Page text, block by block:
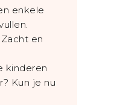
enkele
en
kinderen
Kun je nu